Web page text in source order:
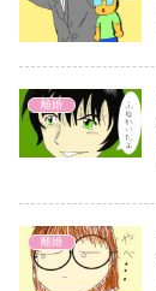
離婚
離婚